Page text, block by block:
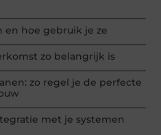
en hoe gebruik je ze
zo belangrijk is
zo regel je de perfecte
met je systemen